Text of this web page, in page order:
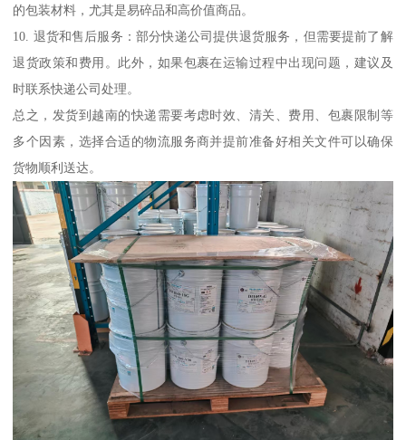
的包装材料，尤其是易碎品和高价值商品。
10. 退货和售后服务：部分快递公司提供退货服务，但需要提前了解
退货政策和费用。此外，如果包裹在运输过程中出现问题，建议及
时联系快递公司处理。
总之，发货到越南的快递需要考虑时效、清关、费用、包裹限制等
多个因素，选择合适的物流服务商并提前准备好相关文件可以确保
货物顺利送达。